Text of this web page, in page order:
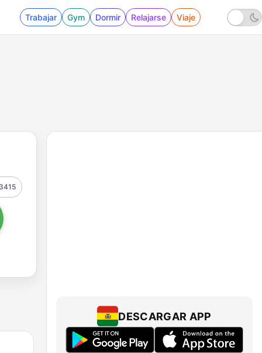
Trabajar Gym Dormir Relajarse Viaje
DESCARGAR APP